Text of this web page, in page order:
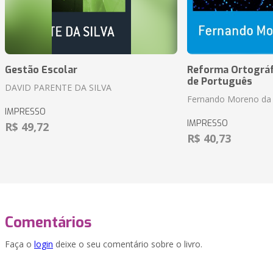
Gestão Escolar
DAVID PARENTE DA SILVA
IMPRESSO
R$ 49,72
Reforma
de Português
Fernando Moreno da
IMPRESSO
R$ 40,73
Comentários
Faça o login deixe o seu comentário sobre o livro.